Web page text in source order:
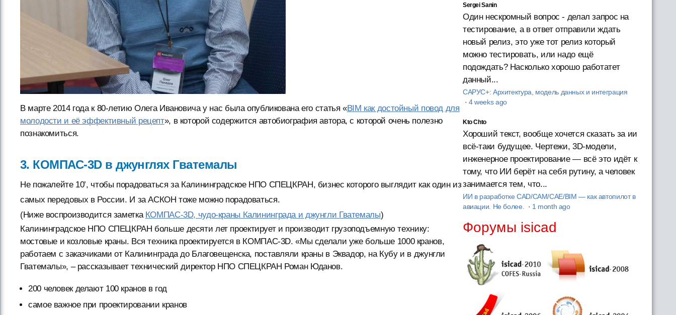
В марте 2014 года к 80-летию Олега Ивановича у нас была опубликована его статья «BIM как достойный повод для
молодости и её эффективный рецепт», в которой содержится автобиография автора, с которой очень полезно
познакомиться.
3. КОМПАС-3D в джунглях Гватемалы
Не пожалейте 10’, чтобы порадоваться за Калининградское НПО СПЕЦКРАН, бизнес которого выглядит как один из
самых передовых в России. И за АСКОН тоже можно порадоваться.
(Ниже воспроизводится заметка КОМПАС-3D, чудо-краны Калининграда и джунгли Гватемалы)
Калининградское НПО СПЕЦКРАН больше десяти лет проектирует и производит грузоподъемную технику:
мостовые и козловые краны. Вся техника проектируется в КОМПАС-3D. «Мы сделали уже больше 1000 кранов,
работаем с заказчиками от Калининграда до Благовещенска, поставляли краны в Эквадор, на Кубу и в джунгли
Гватемалы», – рассказывает технический директор НПО СПЕЦКРАН Роман Юданов.
200 человек делают 100 кранов в год
самое важное при проектировании кранов
Sergei Sanin
Один нескромный вопрос - делал запрос на
тестирование, а в ответ отправили ждать
новый релиз, это уже тот релиз который
можно тестировать, или надо ещё
подождать? Насколько хорошо работатет
данный...
САРУС+: Архитектура, модель данных и интеграция
· 4 weeks ago
Kto Chto
Хороший текст, вообще хочется сказать за ии
всё-таки будущее. Чертежи, 3D-модели,
инженерное проектирование — всё это идёт к
тому, что ИИ берёт на себя рутину, а человек
занимается тем, что...
ИИ в разработке CAD/CAM/CAE/BIM — как автопилот в
авиации. Не более.
· 1 month ago
Форумы isicad